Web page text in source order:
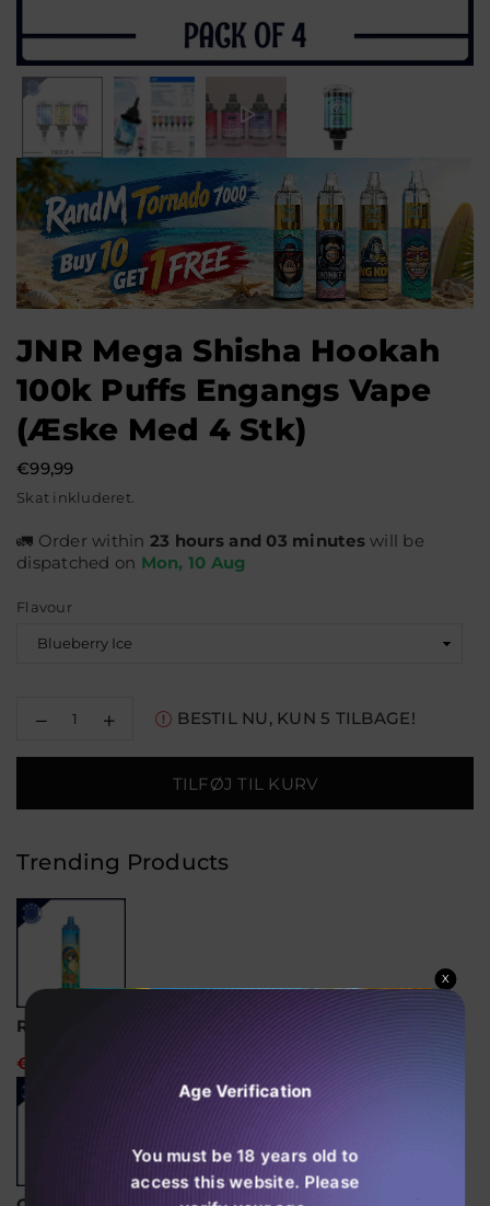
JNR Mega Shisha Hookah
100k Puffs Engangs Vape
(æske Med 4 Stk)
Normal
pris
€99,99
Skat inkluderet.
🚛 Order within 23 hours and 03 minuteswill be
dispatched on Mon, 10 Aug
Flavour
Reducer
for
Shisha
100k
Puffs
Vape
(æske
med
stk)
Øg
for
Shisha
Puffs
Vape
BESTIL NU, KUN5 TILBAGE!
TILFØJ TIL KURV
Trending Products
RandM Tornado 15000 Disposable Vape
€24,99
X
Age Verification
You must be 18 years old to
access this website. Please